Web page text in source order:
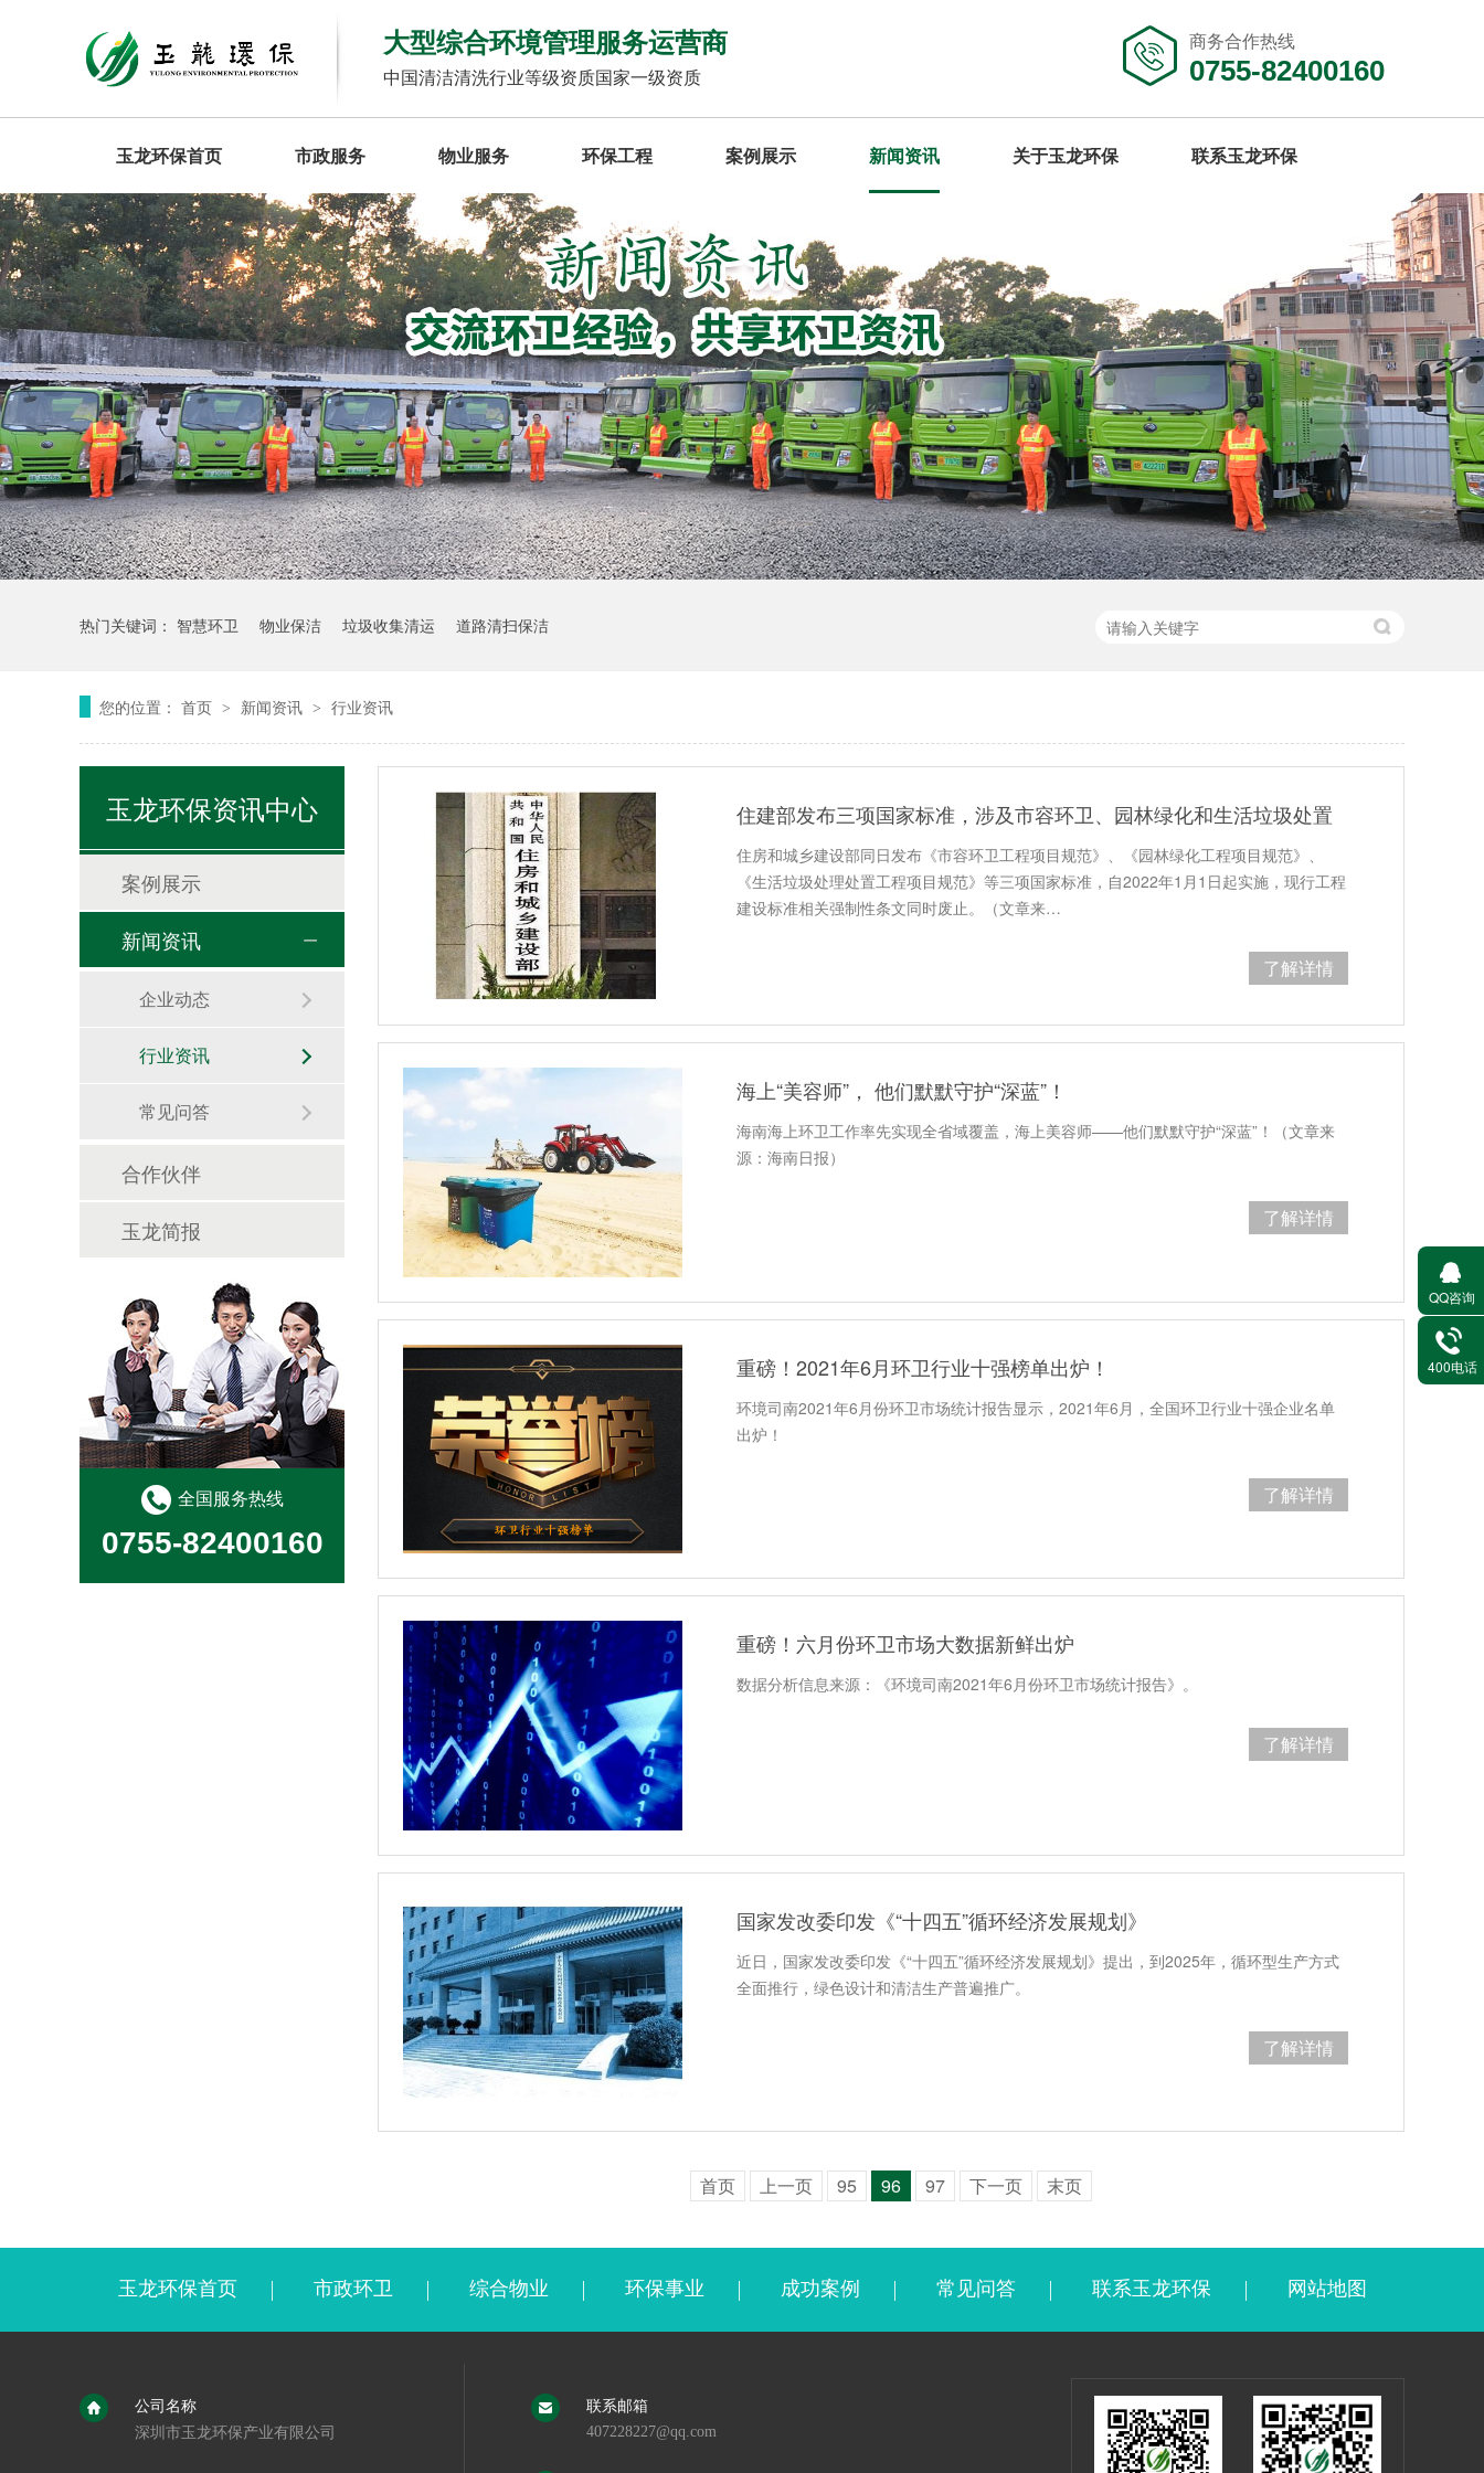
大型综合环境管理服务运营商
中国清洁清洗行业等级资质国家一级资质
商务合作热线
0755-82400160
玉龙环保首页 市政服务 物业服务 环保工程 案例展示 新闻资讯 关于玉龙环保 联系玉龙环保
热门关键词： 智慧环卫 物业保洁 垃圾收集清运 道路清扫保洁
您的位置： 首页 > 新闻资讯 > 行业资讯
住建部发布三项国家标准，涉及市容环卫、园林绿化和生活垃圾处置
住房和城乡建设部同日发布《市容环卫工程项目规范》、《园林绿化工程项目规范》、
《生活垃圾处理处置工程项目规范》等三项国家标准，自2022年1月1日起实施，现行工程
建设标准相关强制性条文同时废止。（文章来…
了解详情
海上“美容师”， 他们默默守护“深蓝”！
海南海上环卫工作率先实现全省域覆盖，海上美容师——他们默默守护“深蓝”！（文章来
源：海南日报）
了解详情
重磅！2021年6月环卫行业十强榜单出炉！
环境司南2021年6月份环卫市场统计报告显示，2021年6月，全国环卫行业十强企业名单
出炉！
了解详情
重磅！六月份环卫市场大数据新鲜出炉
数据分析信息来源：《环境司南2021年6月份环卫市场统计报告》。
了解详情
国家发改委印发《“十四五”循环经济发展规划》
近日，国家发改委印发《“十四五”循环经济发展规划》提出，到2025年，循环型生产方式
全面推行，绿色设计和清洁生产普遍推广。
了解详情
首页 上一页 95 96 97 下一页 末页
玉龙环保资讯中心
案例展示
新闻资讯
企业动态
行业资讯
常见问答
合作伙伴
玉龙简报
全国服务热线
0755-82400160
玉龙环保首页 市政环卫 综合物业 环保事业 成功案例 常见问答 联系玉龙环保 网站地图
公司名称
深圳市玉龙环保产业有限公司
联系邮箱
407228227@qq.com
QQ咨询
400电话